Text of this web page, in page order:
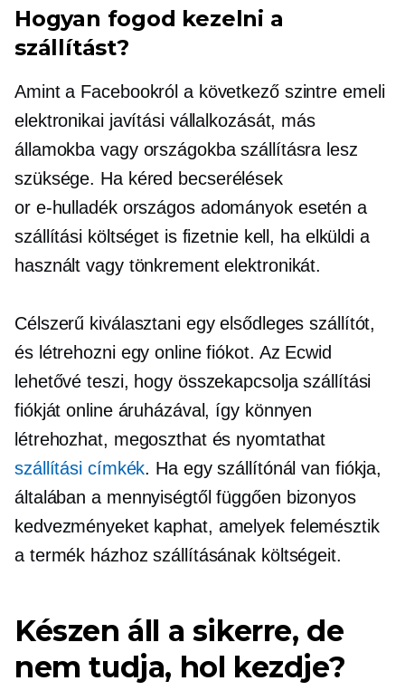
Hogyan fogod kezelni a
szállítást?
Amint a Facebookról a következő szintre emeli
elektronikai javítási vállalkozását, más
államokba vagy országokba szállításra lesz
szüksége. Ha kéred becserélések
or e-hulladékországos adományok esetén a
szállítási költséget is fizetnie kell, ha elküldi a
használt vagy tönkrement elektronikát.
Célszerű kiválasztani egy elsődleges szállítót,
és létrehozni egy online fiókot. Az Ecwid
lehetővé teszi, hogy összekapcsolja szállítási
fiókját online áruházával, így könnyen
létrehozhat, megoszthat és nyomtathat
szállítási címkék. Ha egy szállítónál van fiókja,
általában a mennyiségtől függően bizonyos
kedvezményeket kaphat, amelyek felemésztik
a termék házhoz szállításának költségeit.
Készen áll a sikerre, de
nem tudja, hol kezdje?